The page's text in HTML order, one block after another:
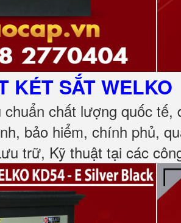
KÉT SẮTWELKO
chất lượng quốc
bảo hiểm, chính phủ,
trữ, Kỹ thuật tại các